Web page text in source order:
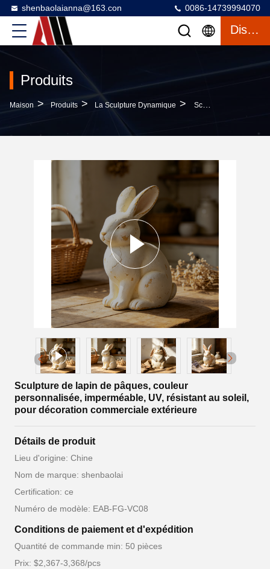
shenbaolaianna@163.con 0086-14739994070
Discuter
Produits
Maison > Produits > La Sculpture Dynamique > Sculpture De Lapin De Pâques, Couleur Personnalisée, Imperméable, UV, Résistant Au Soleil, Pour Décoration Commerciale Extérieure
Sculpture de lapin de pâques, couleur
personnalisée, imperméable, UV, résistant au soleil,
pour décoration commerciale extérieure
Détails de produit
Lieu d'origine: Chine
Nom de marque: shenbaolai
Certification: ce
Numéro de modèle: EAB-FG-VC08
Conditions de paiement et d'expédition
Quantité de commande min: 50 pièces
Prix: $2,367-3,368/pcs